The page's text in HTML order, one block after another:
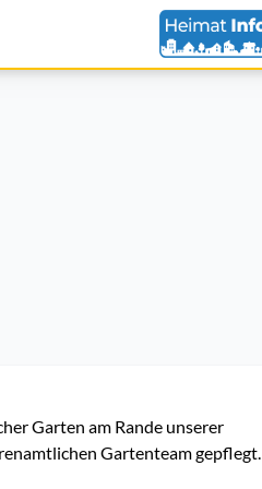
Garten am Rande unserer
Gartenteam gepflegt.